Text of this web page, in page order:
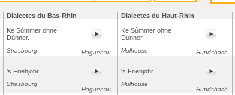
Dialectes du Bas-Rhin Dialectes du Haut-Rhin
Ke Sùmmer ohne
Dùnner.
Strasbourg Haguenau
Ke Sùmmer ohne
Dùnner.
Mulhouse Hundsbach
's Friehjohr
Strasbourg
Haguenau
's Friehjohr
Mulhouse
Hundsbach